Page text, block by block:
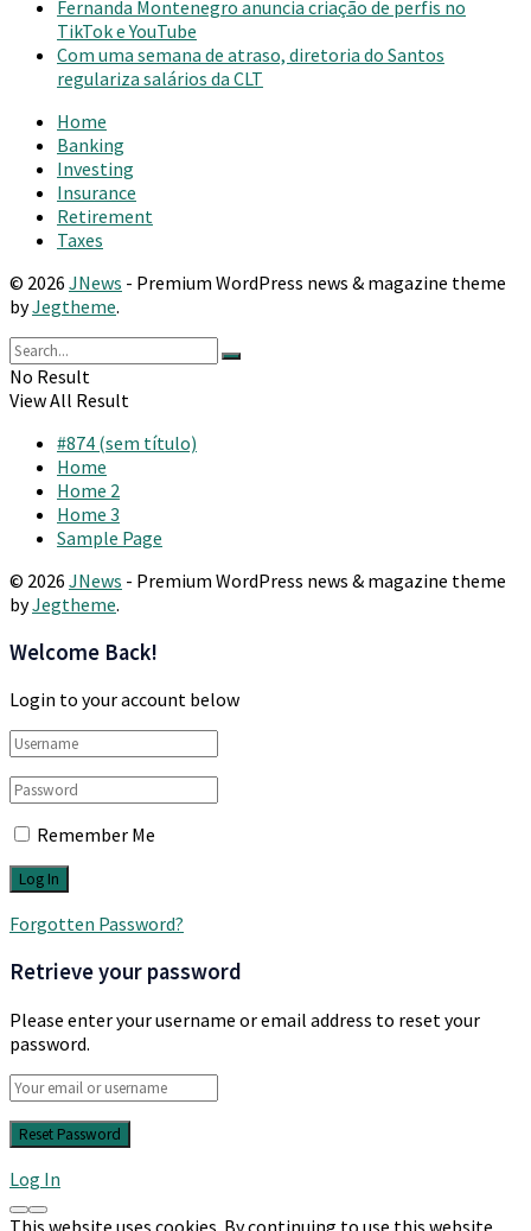
Fernanda Montenegro anuncia criação de perfis no
TikTok e YouTube
Com uma semana de atraso, diretoria do Santos
regulariza salários da CLT
Home
Banking
Investing
Insurance
Retirement
Taxes
© 2026 JNews - Premium WordPress news & magazine theme
byJegtheme.
No Result
View All Result
#874 (sem título)
Home
Home 2
Home 3
Sample Page
© 2026 JNews - Premium WordPress news & magazine theme
byJegtheme.
Welcome Back!
Login to your account below
Remember Me
Forgotten Password?
Retrieve your password
Please enter your username or email address to reset your
password.
Log In
This website uses cookies. By continuing to use this website